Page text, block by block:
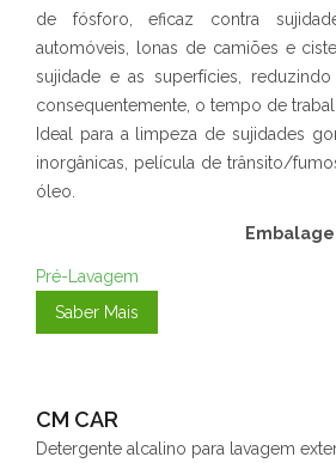
de fósforo, eficaz contra
automóveis, lonas de camiões e
sujidade e as superfícies,
consequentemente, o tempo de
Ideal para a limpeza de sujidades
inorgânicas, película de trânsito/
óleo.
Pré-Lavagem
Saber Mais
CM CAR
Detergente alcalino para lavagem